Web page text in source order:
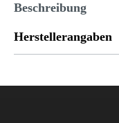
Beschreibung
Herstellerangaben